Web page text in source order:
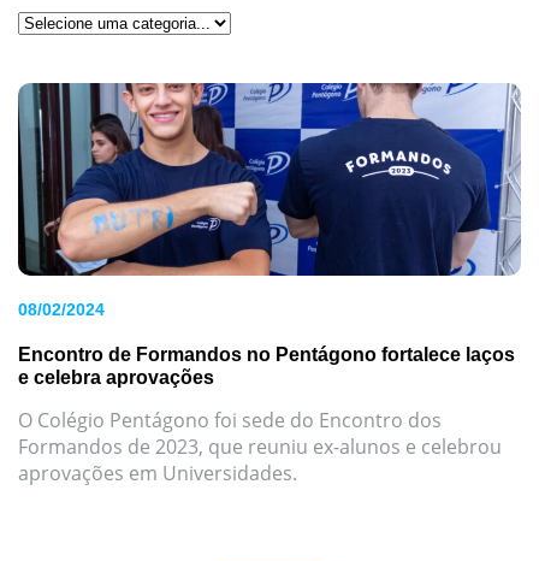
08/02/2024
Encontro de Formandos no Pentágono fortalece laços
e celebra aprovações
O Colégio Pentágono foi sede do Encontro dos
Formandos de 2023, que reuniu ex-alunos e celebrou
aprovações em Universidades.